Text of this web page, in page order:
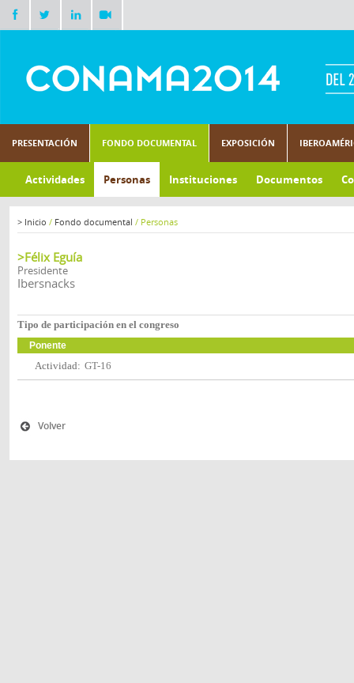
PRESENTACIÓN FONDO DOCUMENTAL EXPOSICIÓN
Actividades Personas Instituciones Documentos
> Inicio / Fondo documental / Personas
>Félix Eguía
Presidente
Ibersnacks
Tipo de participación en el congreso
Ponente
Actividad: GT-16
Volver